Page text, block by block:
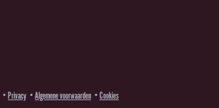
Privacy Algemene voorwaarden Cookies